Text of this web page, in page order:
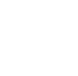
https://
estudiantes-